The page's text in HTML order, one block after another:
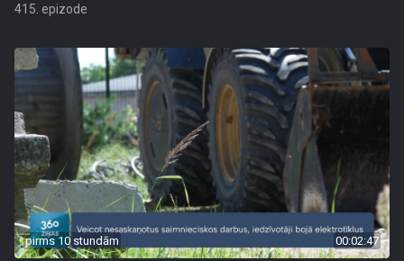
415. epizode
pirms 10 stundām 00:02:47